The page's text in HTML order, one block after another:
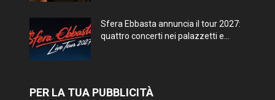
Sfera Ebbasta annuncia il tour 2027:
quattro concerti nei palazzetti e...
PER LA TUA PUBBLICITÀ